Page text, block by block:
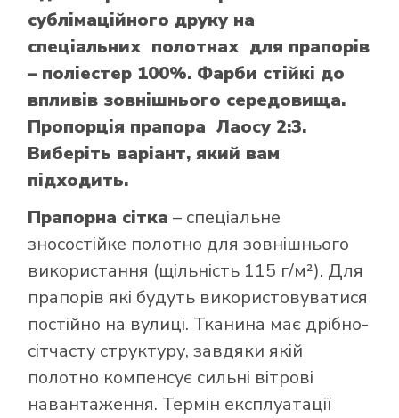
сублімаційного друку на
спеціальних полотнах для прапорів
– поліестер 100%. Фарби стійкі до
впливів зовнішнього середовища.
Пропорція прапора Лаосу 2:3.
Виберіть варіант, який вам
підходить.
Прапорна сітка – спеціальне
зносостійке полотно для зовнішнього
використання (щільність 115 г/м²). Для
прапорів які будуть використовуватися
постійно на вулиці. Тканина має дрібно-
сітчасту структуру, завдяки якій
полотно компенсує сильні вітрові
навантаження. Термін експлуатації